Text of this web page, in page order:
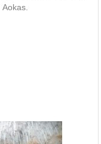
Aokas.